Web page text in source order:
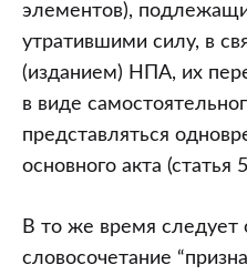
элементов),
утратившими силу, в
(изданием) НПА, их
в виде
представляться
основного акта
В то же время следует
словосочетание